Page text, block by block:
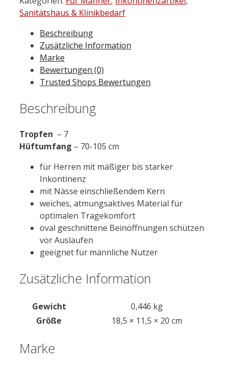
für
S/M
Menge
Sanitätshaus & Klinikbedarf
Beschreibung
Zusätzliche Information
Marke
Bewertungen (0)
Trusted Shops Bewertungen
Beschreibung
Tropfen – 7
Hüftumfang – 70-105 cm
für Herren mit mäßiger bis starker
Inkontinenz
mit Nässe einschließendem Kern
weiches, atmungsaktives Material für
optimalen Tragekomfort
oval geschnittene Beinöffnungen schützen
vor Auslaufen
geeignet für männliche Nutzer
Zusätzliche Information
Gewicht
0,446 kg
Größe
18,5 × 11,5 × 20 cm
Marke